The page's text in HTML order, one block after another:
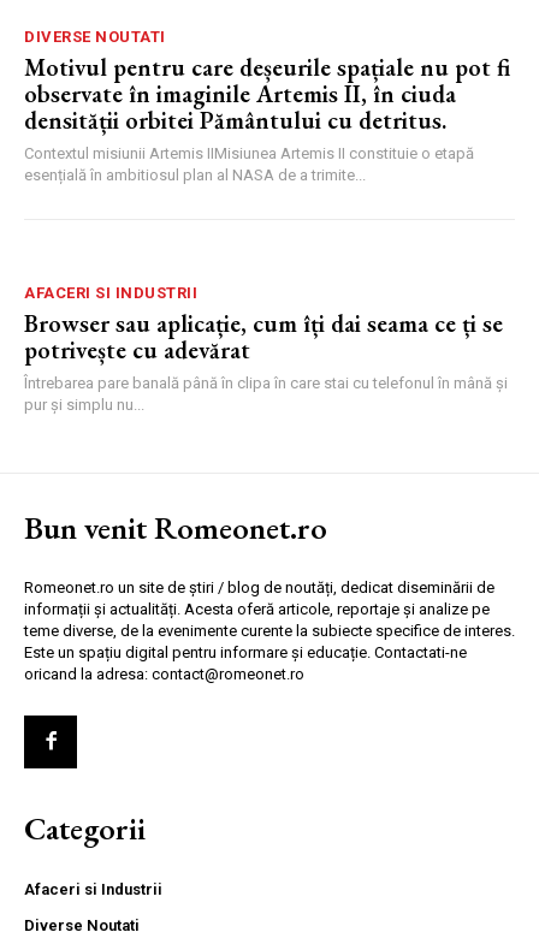
DIVERSE NOUTATI
Motivul pentru care deșeurile spațiale nu pot fi
observate în imaginile Artemis II, în ciuda
densității orbitei Pământului cu detritus.
Contextul misiunii Artemis IIMisiunea Artemis II constituie o etapă
esențială în ambitiosul plan al NASA de a trimite...
AFACERI SI INDUSTRII
Browser sau aplicație, cum îți dai seama ce ți se
potrivește cu adevărat
Întrebarea pare banală până în clipa în care stai cu telefonul în mână și
pur și simplu nu...
Bun venit Romeonet.ro
Romeonet.ro un site de știri / blog de noutăți, dedicat diseminării de
informații și actualități. Acesta oferă articole, reportaje și analize pe
teme diverse, de la evenimente curente la subiecte specifice de interes.
Este un spațiu digital pentru informare și educație. Contactati-ne
oricand la adresa: contact@romeonet.ro
Categorii
Afaceri si Industrii
Diverse Noutati